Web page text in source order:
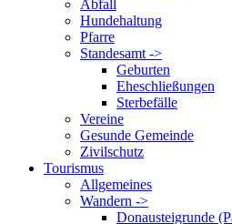
Abfall
Hundehaltung
Pfarre
Standesamt ->
Geburten
Eheschließungen
Sterbefälle
Vereine
Gesunde Gemeinde
Zivilschutz
Tourismus
Allgemeines
Wandern ->
Donausteigrunde